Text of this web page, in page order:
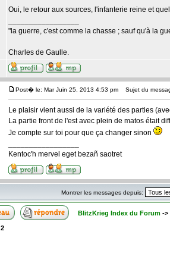
Oui, le retour aux sources, l'infanterie reine et
"la guerre, c'est comme la chasse ; sauf qu'à la
Charles de Gaulle.
Post� le: Mar Juin 25, 2013 4:53 pm Sujet du
Le plaisir vient aussi de la variété des parties
La partie front de l'est avec plein de matos était
Je compte sur toi pour que ça changer sinon
Kentoc'h mervel eget bezañ saotret
Montrer les messages depuis:
BlitzKrieg Index du Forum->
2